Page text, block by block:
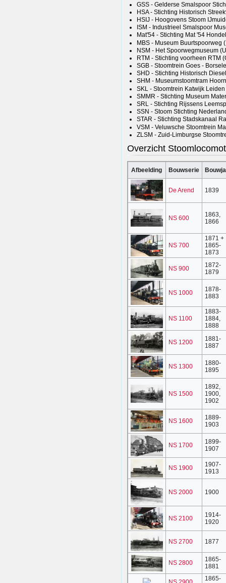
GSS - Gelderse Smalspoor
HSA - Stichting Historisch
HSIJ - Hoogovens Stoom
ISM - Industrieel Smalspoor
Mat'54 - Stichting Mat '54
MBS - Museum Buurtspoorweg
NSM - Het Spoorwegmuseum
RTM - Stichting voorheen RTM
SGB - Stoomtrein Goes -
SHD - Stichting Historisch
SHM - Museumstoomtram
SKL - Stoomtrein Katwijk
SMMR - Stichting Museum
SRL - Stichting Rijssens
SSN - Stoom Stichting
STAR - Stichting Stadskanaal
VSM - Veluwsche Stoomtrein
ZLSM - Zuid-Limburgse
Overzicht
Afbeelding Bouwserie
De Arend 1839
NS 600
1863,
1866
NS 700
1871 +
1865-
1873
NS 900
1872-
1879
NS 1000
1878-
1883
NS 1100
1883-
1884,
1888
NS 1200
1881-
1887
NS 1300
1880-
1895
NS 1500
1892,
1900,
1902
NS 1600
1889-
1903
NS 1700
1899-
1907
NS 1900
1907-
1913
NS 2000 1900
NS 2100
1914-
1920
NS 2700 1877
NS 2800
1865-
1881
1865-